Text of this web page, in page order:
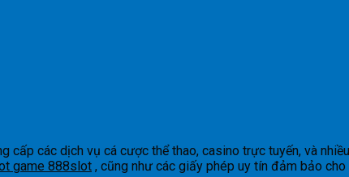
cấp các dịch vụ cá cược thể thao, casino trực tuyến, và
game 888slot , cũng như các giấy phép uy tín đảm bảo